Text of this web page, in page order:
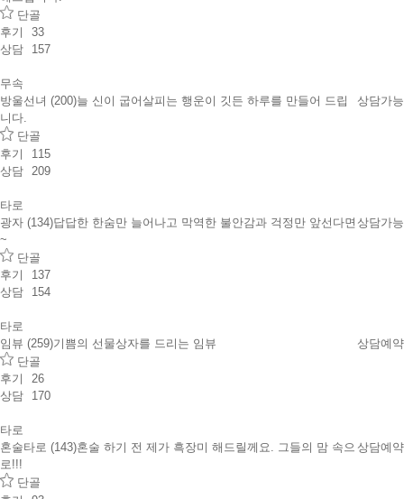
단골
후기
33
상담
157
무속
방울선녀 (200)
상담가능
늘 신이 굽어살피는 행운이 깃든 하루를 만들어 드립
니다.
단골
후기
115
상담
209
타로
광자 (134)
상담가능
답답한 한숨만 늘어나고 막역한 불안감과 걱정만 앞선다면
~
단골
후기
137
상담
154
타로
임뷰 (259)
상담예약
기쁨의 선물상자를 드리는 임뷰
단골
후기
26
상담
170
타로
혼술타로 (143)
상담예약
혼술 하기 전 제가 흑장미 해드릴께요. 그들의 맘 속으
로!!!
단골